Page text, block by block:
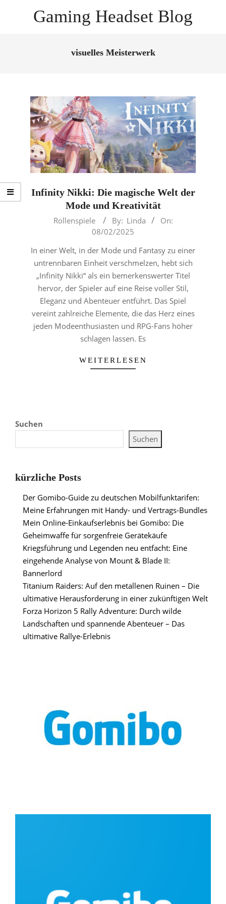
Gaming Headset Blog
visuelles Meisterwerk
Infinity Nikki: Die magische Welt der
Mode und Kreativität
Rollenspiele By: Linda
On:
08/02/2025
In einer Welt, in der Mode und Fantasy zu einer
untrennbaren Einheit verschmelzen, hebt sich
„Infinity Nikki“ als ein bemerkenswerter Titel
hervor, der Spieler auf eine Reise voller Stil,
Eleganz und Abenteuer entführt. Das Spiel
vereint zahlreiche Elemente, die das Herz eines
jeden Modeenthusiasten und RPG-Fans höher
schlagen lassen. Es
WEITERLESEN
Suchen
Suchen
kürzliche Posts
Der Gomibo-Guide zu deutschen Mobilfunktarifen:
Meine Erfahrungen mit Handy- und Vertrags-Bundles
Mein Online-Einkaufserlebnis bei Gomibo: Die
Geheimwaffe für sorgenfreie Gerätekäufe
Kriegsführung und Legenden neu entfacht: Eine
eingehende Analyse von Mount & Blade II:
Bannerlord
Titanium Raiders: Auf den metallenen Ruinen – Die
ultimative Herausforderung in einer zukünftigen Welt
Forza Horizon 5 Rally Adventure: Durch wilde
Landschaften und spannende Abenteuer – Das
ultimative Rallye-Erlebnis